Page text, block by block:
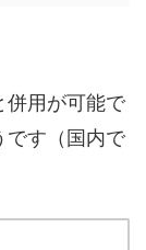
併用が可能で
です（国内で